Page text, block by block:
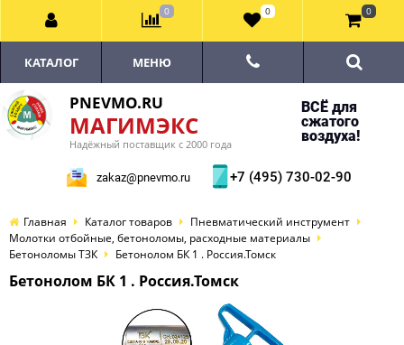
PNEVMO.RU
МАГИМЭКС
Надёжный поставщик с 2000 года
ВСЁ для
сжатого
воздуха!
zakaz@pnevmo.ru +7 (495) 730-02-90
КАТАЛОГ МЕНЮ
Главная Каталог товаров
Пневматический инструмент
Молотки отбойные, бетоноломы, расходные материалы
Бетоноломы ТЗК
Бетонолом БК 1 . Россия.Томск
Бетонолом БК 1 . Россия.Томск
0 0 0